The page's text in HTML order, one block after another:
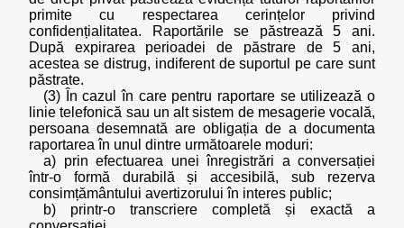
primite cu respectarea cerințelor privind
confidențialitatea. Raportările se păstrează 5 ani.
După expirarea perioadei de păstrare de 5 ani,
acestea se distrug, indiferent de suportul pe care sunt
păstrate.
(3) În cazul în care pentru raportare se utilizează o
linie telefonică sau un alt sistem de mesagerie vocală,
persoana desemnată are obligația de a documenta
raportarea în unul dintre următoarele moduri:
a) prin efectuarea unei înregistrări a conversației
într-o formă durabilă și accesibilă, sub rezerva
consimțământului avertizorului în interes public;
b) printr-o transcriere completă și exactă a